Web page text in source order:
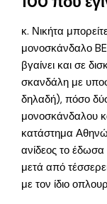
κ. Νικήτα
μονοσκάνδαλο
βγαίνει και σε
σκανδάλη με
δηλαδή), πόσο
μονοσκάνδαλου
κατάστημα
ανίδεος το
μετά από
με τον ίδιο